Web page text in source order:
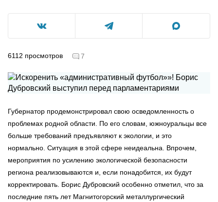
6112 просмотров 7
Губернатор продемонстрировал свою осведомленность о
проблемах родной области. По его словам, южноуральцы все
больше требований предъявляют к экологии, и это
нормально. Ситуация в этой сфере неидеальна. Впрочем,
мероприятия по усилению экологической безопасности
региона реализовываются и, если понадобится, их будут
корректировать. Борис Дубровский особенно отметил, что за
последние пять лет Магнитогорский металлургический